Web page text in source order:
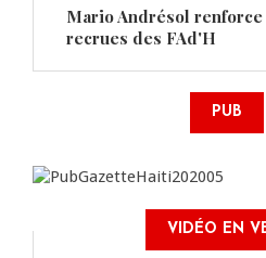
Mario Andrésol
recrues des FAd'H
PUB
VIDÉO EN